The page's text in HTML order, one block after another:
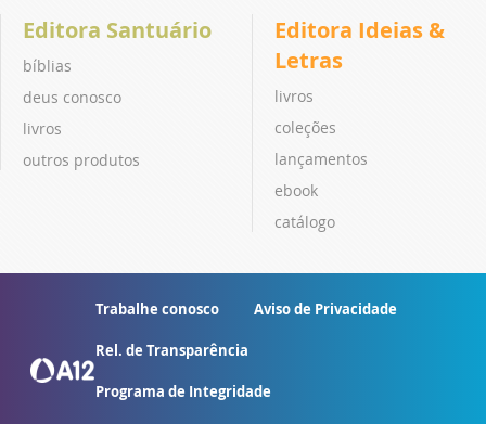
Editora Santuário
bíblias
deus conosco
livros
outros produtos
Editora Ideias &
Letras
livros
coleções
lançamentos
ebook
catálogo
Trabalhe conosco Aviso de Privacidade
Rel. de Transparência
Programa de Integridade